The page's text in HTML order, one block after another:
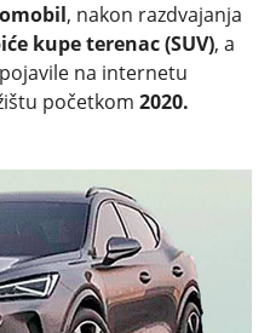
, nakon razdvajanja
kupe terenac (SUV), a
na internetu
početkom 2020.